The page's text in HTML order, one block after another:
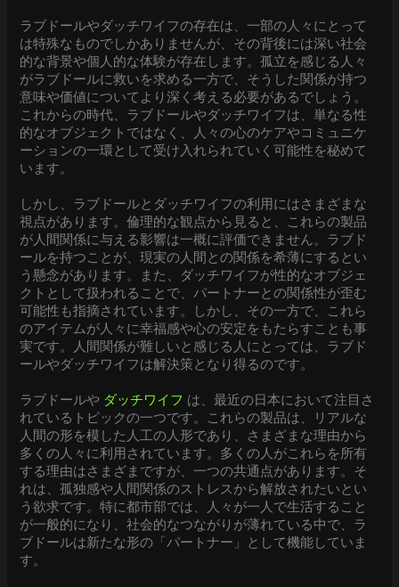
ラブドールやダッチワイフの存在は、一部の人々にとって
は特殊なものでしかありませんが、その背後には深い社会
的な背景や個人的な体験が存在します。孤立を感じる人々
がラブドールに救いを求める一方で、そうした関係が持つ
意味や価値についてより深く考える必要があるでしょう。
これからの時代、ラブドールやダッチワイフは、単なる性
的なオブジェクトではなく、人々の心のケアやコミュニケ
ーションの一環として受け入れられていく可能性を秘めて
います。
しかし、ラブドールとダッチワイフの利用にはさまざまな
視点があります。倫理的な観点から見ると、これらの製品
が人間関係に与える影響は一概に評価できません。ラブド
ールを持つことが、現実の人間との関係を希薄にするとい
う懸念があります。また、ダッチワイフが性的なオブジェ
クトとして扱われることで、パートナーとの関係性が歪む
可能性も指摘されています。しかし、その一方で、これら
のアイテムが人々に幸福感や心の安定をもたらすことも事
実です。人間関係が難しいと感じる人にとっては、ラブド
ールやダッチワイフは解決策となり得るのです。
ラブドールや ダッチワイフ は、最近の日本において注目さ
れているトピックの一つです。これらの製品は、リアルな
人間の形を模した人工の人形であり、さまざまな理由から
多くの人々に利用されています。多くの人がこれらを所有
する理由はさまざまですが、一つの共通点があります。そ
れは、孤独感や人間関係のストレスから解放されたいとい
う欲求です。特に都市部では、人々が一人で生活すること
が一般的になり、社会的なつながりが薄れている中で、ラ
ブドールは新たな形の「パートナー」として機能していま
す。